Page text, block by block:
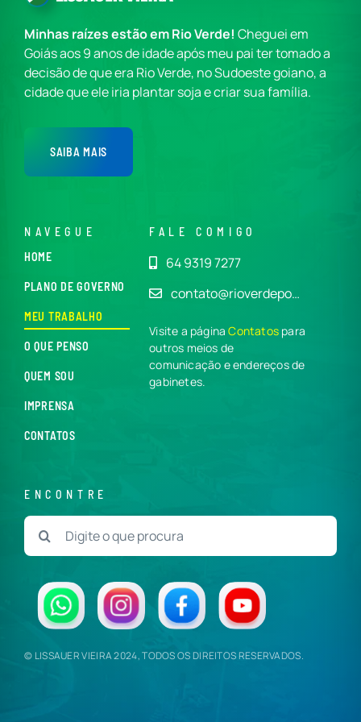
Minhas raízes estão em Rio Verde! Cheguei em
Goiás aos 9 anos de idade após meu pai ter tomado a
decisão de que era Rio Verde, no Sudoeste goiano, a
cidade que ele iria plantar soja e criar sua família.
SAIBA MAIS
NAVEGUE
HOME
PLANO DE GOVERNO
MEU TRABALHO
O QUE PENSO
QUEM SOU
IMPRENSA
CONTATOS
FALE COMIGO
64 9319 7277
contato@rioverdepo…
Visite a páginaContatos para
outros meios de
comunicação e endereços de
gabinetes.
ENCONTRE
Buscar
resultados
© LISSAUER VIEIRA 2024, TODOS OS DIREITOS RESERVADOS.